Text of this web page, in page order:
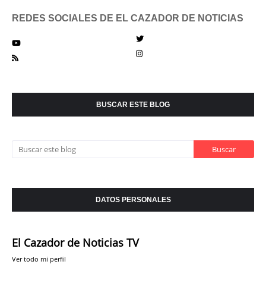
REDES SOCIALES DE EL CAZADOR DE NOTICIAS
BUSCAR ESTE BLOG
DATOS PERSONALES
El Cazador de Noticias TV
Ver todo mi perfil